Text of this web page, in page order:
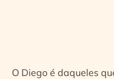
O Diego é daqueles